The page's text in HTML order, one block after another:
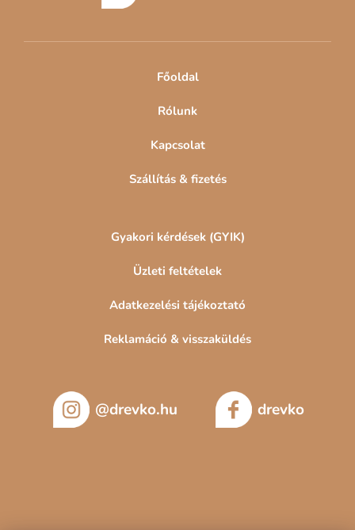
Főoldal
Rólunk
Kapcsolat
Szállítás & fizetés
Gyakori kérdések (GYIK)
Üzleti feltételek
Adatkezelési tájékoztató
Reklamáció & visszaküldés
@drevko.hu drevko